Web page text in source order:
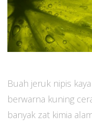
Buah jeruk nipis
berwarna kuning
banyak zat kimia